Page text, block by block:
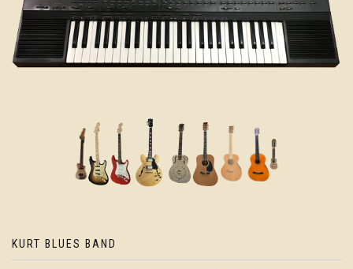
KURT BLUES BAND